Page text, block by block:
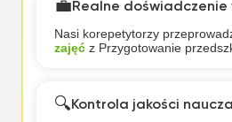
💼Realne doświadczenie
Nasi korepetytorzy
zajęćz Przygotowanie
🔍Kontrola jakości